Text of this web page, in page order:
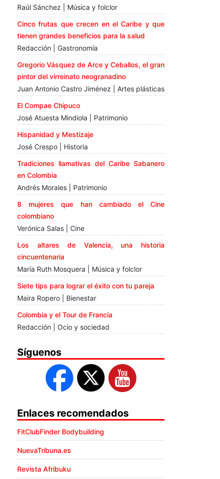
Raúl Sánchez | Música y folclor
Cinco frutas que crecen en el Caribe y que
tienen grandes beneficios para la salud
Redacción | Gastronomía
Gregorio Vásquez de Arce y Ceballos, el gran
pintor del virreinato neogranadino
Juan Antonio Castro Jiménez | Artes plásticas
El Compae Chipuco
José Atuesta Mindiola | Patrimonio
Hispanidad y Mestizaje
José Crespo | Historia
Tradiciones llamativas del Caribe Sabanero
en Colombia
Andrés Morales | Patrimonio
8 mujeres que han cambiado el Cine
colombiano
Verónica Salas | Cine
Los altares de Valencia, una historia
cincuentenaria
María Ruth Mosquera | Música y folclor
Siete tips para lograr el éxito con tu pareja
Maira Ropero | Bienestar
Colombia y el Tour de Francia
Redacción | Ocio y sociedad
Síguenos
Enlaces recomendados
FitClubFinder Bodybuilding
NuevaTribuna.es
Revista Afribuku